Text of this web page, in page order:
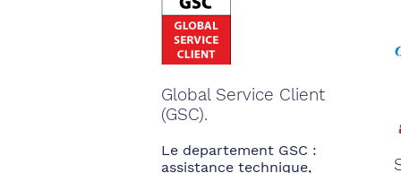
Global Service Client
(GSC).
Le departement GSC :
assistance technique,